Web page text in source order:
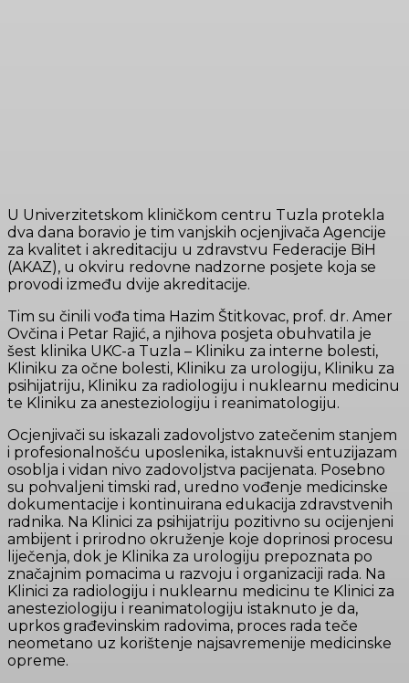
U Univerzitetskom kliničkom centru Tuzla protekla
dva dana boravio je tim vanjskih ocjenjivača Agencije
za kvalitet i akreditaciju u zdravstvu Federacije BiH
(AKAZ), u okviru redovne nadzorne posjete koja se
provodi između dvije akreditacije.
Tim su činili vođa tima Hazim Štitkovac, prof. dr. Amer
Ovčina i Petar Rajić, a njihova posjeta obuhvatila je
šest klinika UKC-a Tuzla – Kliniku za interne bolesti,
Kliniku za očne bolesti, Kliniku za urologiju, Kliniku za
psihijatriju, Kliniku za radiologiju i nuklearnu medicinu
te Kliniku za anesteziologiju i reanimatologiju.
Ocjenjivači su iskazali zadovoljstvo zatečenim stanjem
i profesionalnošću uposlenika, istaknuvši entuzijazam
osoblja i vidan nivo zadovoljstva pacijenata. Posebno
su pohvaljeni timski rad, uredno vođenje medicinske
dokumentacije i kontinuirana edukacija zdravstvenih
radnika. Na Klinici za psihijatriju pozitivno su ocijenjeni
ambijent i prirodno okruženje koje doprinosi procesu
liječenja, dok je Klinika za urologiju prepoznata po
značajnim pomacima u razvoju i organizaciji rada. Na
Klinici za radiologiju i nuklearnu medicinu te Klinici za
anesteziologiju i reanimatologiju istaknuto je da,
uprkos građevinskim radovima, proces rada teče
neometano uz korištenje najsavremenije medicinske
opreme.